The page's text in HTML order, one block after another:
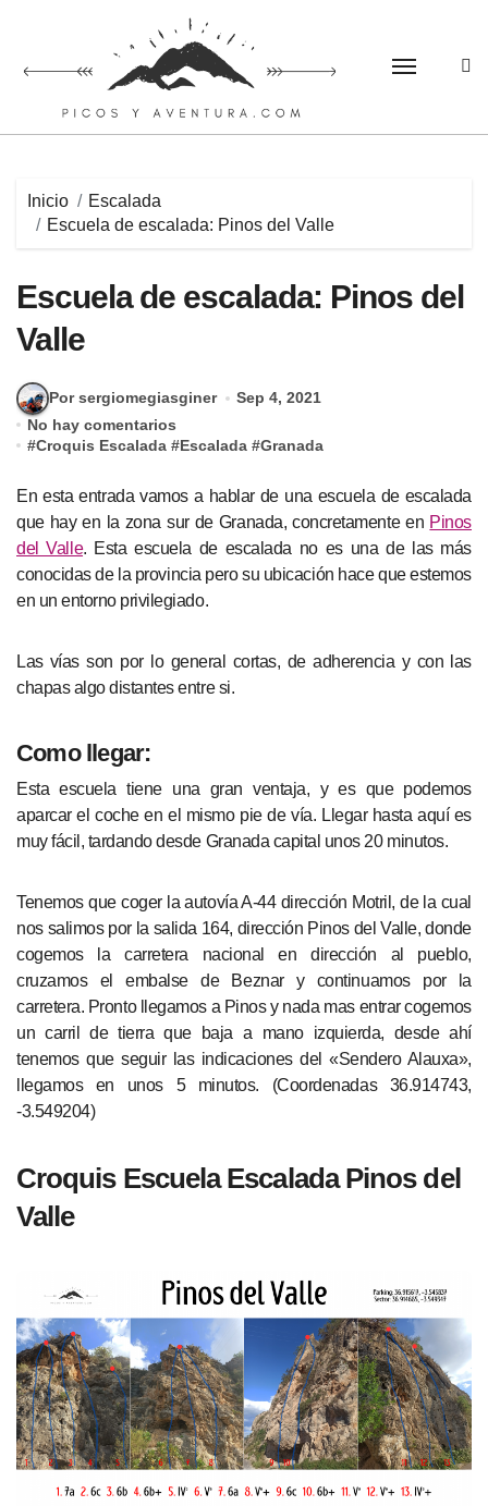
Inicio
Escalada
Escuela de escalada: Pinos del Valle
Escuela de escalada: Pinos del
Valle
Por sergiomegiasginer
Sep 4, 2021
No hay comentarios
#Croquis Escalada #Escalada #Granada
En esta entrada vamos a hablar de una escuela de escalada
que hay en la zona sur de Granada, concretamente en Pinos
del Valle. Esta escuela de escalada no es una de las más
conocidas de la provincia pero su ubicación hace que estemos
en un entorno privilegiado.
Las vías son por lo general cortas, de adherencia y con las
chapas algo distantes entre si.
Como llegar:
Esta escuela tiene una gran ventaja, y es que podemos
aparcar el coche en el mismo pie de vía. Llegar hasta aquí es
muy fácil, tardando desde Granada capital unos 20 minutos.
Tenemos que coger la autovía A-44 dirección Motril, de la cual
nos salimos por la salida 164, dirección Pinos del Valle, donde
cogemos la carretera nacional en dirección al pueblo,
cruzamos el embalse de Beznar y continuamos por la
carretera. Pronto llegamos a Pinos y nada mas entrar cogemos
un carril de tierra que baja a mano izquierda, desde ahí
tenemos que seguir las indicaciones del «Sendero Alauxa»,
llegamos en unos 5 minutos. (Coordenadas 36.914743,
-3.549204)
Croquis Escuela Escalada Pinos del
Valle